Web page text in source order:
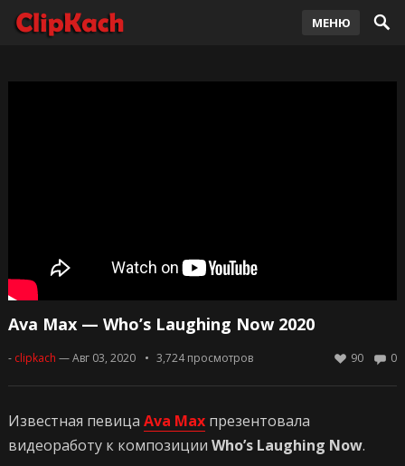
МЕНЮ
Ava Max — Who’s Laughing Now 2020
- clipkach — Авг 03, 2020 3,724просмотров 0
90
Известная певица Ava Maxпрезентовала
видеоработу к композиции Who’s Laughing Now.